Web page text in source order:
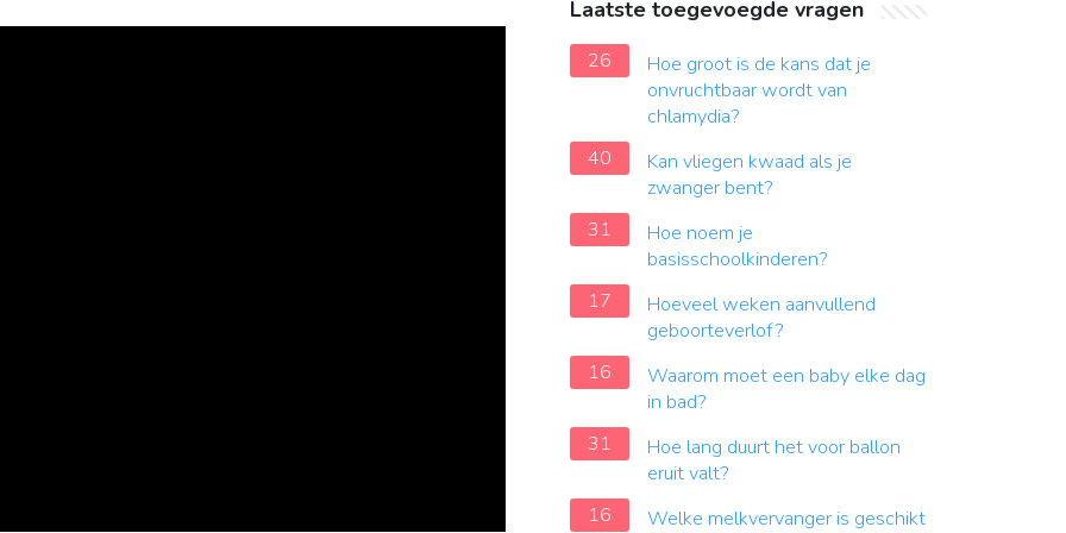
Laatste toegevoegde vragen
26
Hoe groot is de kans dat je
onvruchtbaar wordt van
chlamydia?
40
Kan vliegen kwaad als je
zwanger bent?
31
Hoe noem je
basisschoolkinderen?
17
Hoeveel weken aanvullend
geboorteverlof?
16
Waarom moet een baby elke dag
in bad?
31
Hoe lang duurt het voor ballon
eruit valt?
16
Welke melkvervanger is geschikt